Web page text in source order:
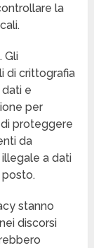
la
Gli
di crittografia
dati e
per
di proteggere
da
illegale a dati
posto.
stanno
discorsi